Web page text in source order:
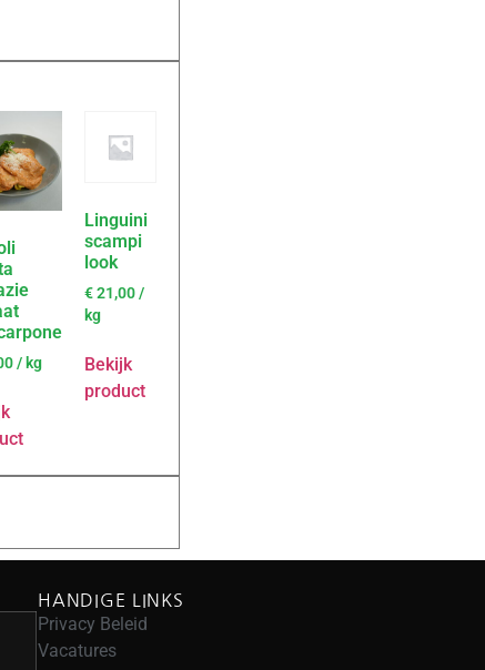
/ kg
Linguini
scampi
look
€21,00 /
kg
Bekijk
product
HANDIGE LINKS
Privacy Beleid
Vacatures